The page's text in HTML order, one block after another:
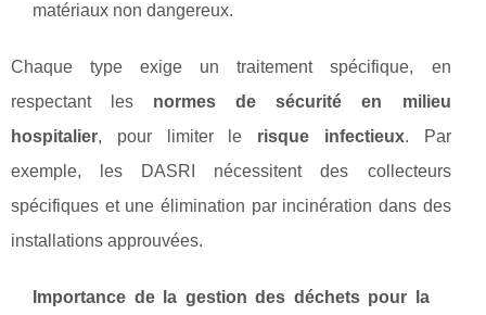
matériaux non dangereux.
Chaque type exige un traitement spécifique, en
respectant les normes de sécurité en milieu
hospitalier, pour limiter le risque infectieux. Par
exemple, les DASRI nécessitent des collecteurs
spécifiques et une élimination par incinération dans des
installations approuvées.
Importance de la gestion des déchets pour la